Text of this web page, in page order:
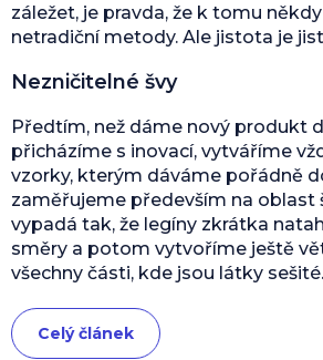
záležet, je pravda, že k tomu
netradiční metody. Ale jistota je
Nezničitelné švy
Předtím, než dáme nový produkt
přicházíme s inovací, vytváříme
vzorky, kterým dáváme pořádně
zaměřujeme především na oblast
vypadá tak, že legíny zkrátka
směry a potom vytvoříme ještě
všechny části, kde jsou látky sešité.
Celý článek